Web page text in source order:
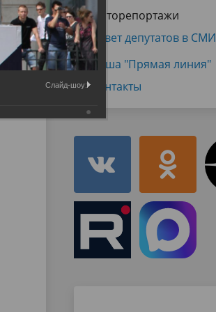
Муниципальная служба
Объявления
имущественного характера
Информационные материалы
Фоторепортажи
Совет депутатов в СМИ
Наша "Прямая линия"
Контакты
Слайд-шоу: